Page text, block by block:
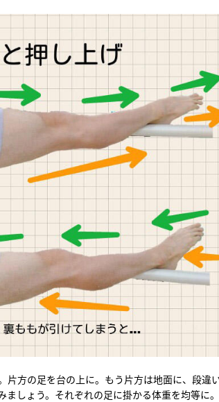
片方の足を台の上に。もう片方は地面に、段違
しょう。それぞれの足に掛かる体重を均等に